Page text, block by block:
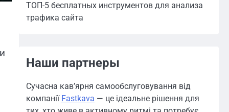
ТОП-5 бесплатных инструментов для анализа
трафика сайта
Наши партнеры
Сучасна кав’ярня самообслуговування від
компанії Fastkava — це ідеальне рішення для